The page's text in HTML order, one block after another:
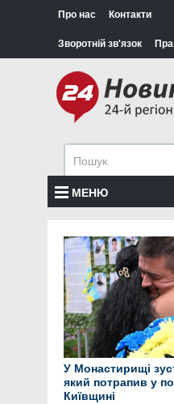
Про нас Контакти
Зворотній зв'язок
МЕНЮ
У Монастирищі
який потрапив у
Київщині